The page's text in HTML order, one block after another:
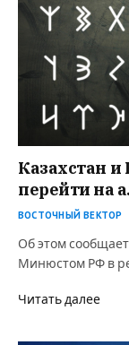
Казахстан
перейти на
ВОСТОЧНЫЙ ВЕКТОР
Об этом
Минюстом РФ в
Читать далее